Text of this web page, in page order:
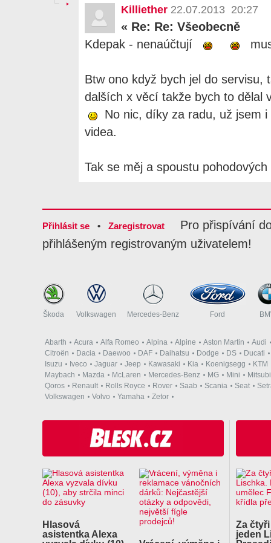
Killiether 22.07.2013 20:27
« Re: Re: Všeobecně
Kdepak - nenaúčtují
Btw ono když bych jel do servisu,
dalších x věcí takže bych to dělal
No nic, díky za radu, už jsem
videa.
Tak se měj a spoustu pohodových
Přihlásit se • Zaregistrovat
Pro přispívání
přihlášeným registrovaným uživatelem!
Škoda Volkswagen Mercedes-Benz Ford
Abarth Acura Alfa Romeo Alpina Alpine Aston Martin
Audi
Citroën
Dacia Daewoo DAF Daihatsu Dodge DS
Ducati
Isuzu
Iveco Jaguar Jeep Kawasaki Kia Koenigsegg
KTM
Maybach
Mazda McLaren Mercedes-Benz MG Mini
Qoros
Renault Rolls Royce Rover Saab Scania Seat
Volkswagen
Volvo Yamaha Zetor
Hlasová
asistentka Alexa
Za
jeden